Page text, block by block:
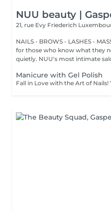
NUU beauty |
21, rue Evy Friederich
NAILS - BROWS - LASHES -
for those who know what they
quietly. NUU's most intimate
Manicure with Gel Polish